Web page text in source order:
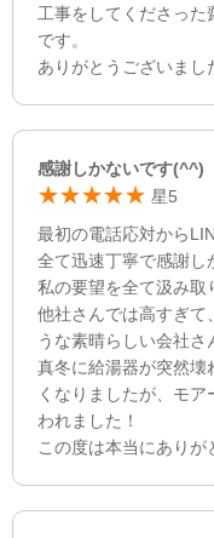
工事をしてくださった
です。
ありがとうございまし
感謝しかないです(^^)
星5
最初の電話応対から
全て迅速丁寧で感謝し
私の要望を全て汲み取
他社さんでは高すぎて
うな素晴らしい会社さ
真冬に給湯器が突然
くなりましたが、モ
われました！
この度は本当にありが